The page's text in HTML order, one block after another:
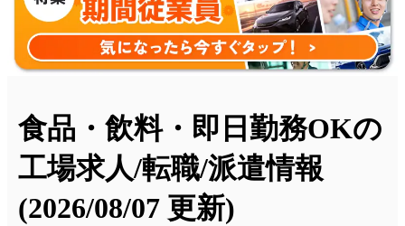
食品・飲料・即日勤務OKの
工場求人/転職/派遣情報
(2026/08/07 更新)